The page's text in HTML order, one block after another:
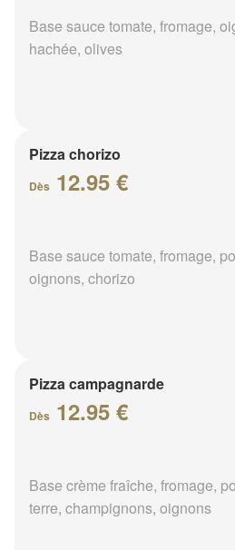
Base sauce tomate, fromage,
hachée, olives
Pizza chorizo
Dès 12.95 €
Base sauce tomate, fromage,
oignons, chorizo
Pizza campagnarde
Dès 12.95 €
Base crème fraîche, fromage,
terre, champignons, oignons